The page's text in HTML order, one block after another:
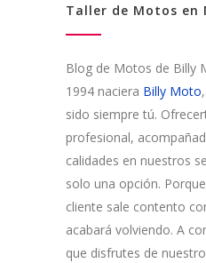
Taller de Motos en
Blog de Motos de Billy
1994 naciera Billy Moto
sido siempre tú.
profesional,
calidades en nuestros
solo una opción.
cliente sale contento
acabará volviendo. A
que disfrutes de